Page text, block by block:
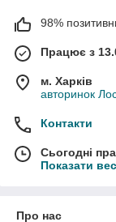
98%
Працює з
м. Харків
авторинок
Контакти
Сьогодні
Показати
Про нас